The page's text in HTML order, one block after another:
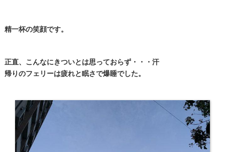
精一杯の笑顔です。
正直、こんなにきついとは思っておらず・・・汗
帰りのフェリーは疲れと眠さで爆睡でした。